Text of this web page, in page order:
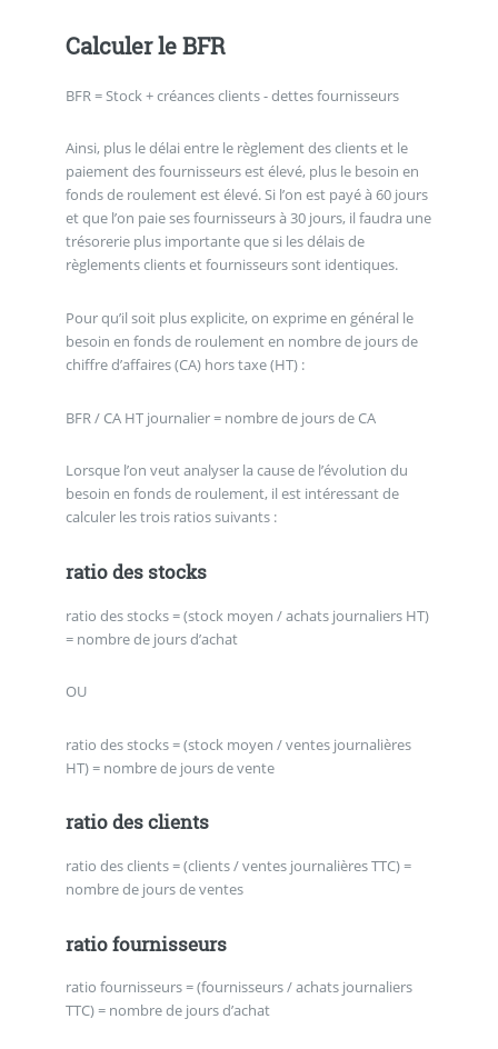
Calculer le BFR
BFR = Stock + créances clients - dettes fournisseurs
Ainsi, plus le délai entre le règlement des clients et le
paiement des fournisseurs est élevé, plus le besoin en
fonds de roulement est élevé. Si l’on est payé à 60 jours
et que l’on paie ses fournisseurs à 30 jours, il faudra une
trésorerie plus importante que si les délais de
règlements clients et fournisseurs sont identiques.
Pour qu’il soit plus explicite, on exprime en général le
besoin en fonds de roulement en nombre de jours de
chiffre d’affaires (CA) hors taxe (HT) :
BFR / CA HT journalier = nombre de jours de CA
Lorsque l’on veut analyser la cause de l’évolution du
besoin en fonds de roulement, il est intéressant de
calculer les trois ratios suivants :
ratio des stocks
ratio des stocks = (stock moyen / achats journaliers HT)
= nombre de jours d’achat
OU
ratio des stocks = (stock moyen / ventes journalières
HT) = nombre de jours de vente
ratio des clients
ratio des clients = (clients / ventes journalières TTC) =
nombre de jours de ventes
ratio fournisseurs
ratio fournisseurs = (fournisseurs / achats journaliers
TTC) = nombre de jours d’achat